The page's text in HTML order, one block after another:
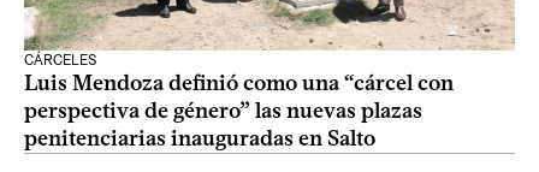
CÁRCELES
Luis Mendoza definió como una “cárcel con
perspectiva de género” las nuevas plazas
penitenciarias inauguradas en Salto